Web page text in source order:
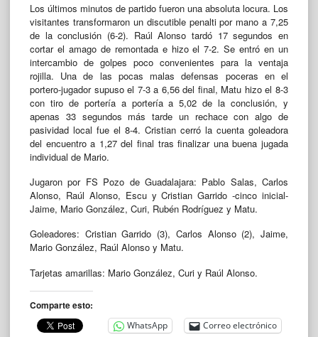
Los últimos minutos de partido fueron una absoluta locura. Los
visitantes transformaron un discutible penalti por mano a 7,25
de la conclusión (6-2). Raúl Alonso tardó 17 segundos en
cortar el amago de remontada e hizo el 7-2. Se entró en un
intercambio de golpes poco convenientes para la ventaja
rojilla. Una de las pocas malas defensas poceras en el
portero-jugador supuso el 7-3 a 6,56 del final, Matu hizo el 8-3
con tiro de portería a portería a 5,02 de la conclusión, y
apenas 33 segundos más tarde un rechace con algo de
pasividad local fue el 8-4. Cristian cerró la cuenta goleadora
del encuentro a 1,27 del final tras finalizar una buena jugada
individual de Mario.
Jugaron por FS Pozo de Guadalajara: Pablo Salas, Carlos
Alonso, Raúl Alonso, Escu y Cristian Garrido -cinco inicial-
Jaime, Mario González, Curi, Rubén Rodríguez y Matu.
Goleadores: Cristian Garrido (3), Carlos Alonso (2), Jaime,
Mario González, Raúl Alonso y Matu.
Tarjetas amarillas: Mario González, Curi y Raúl Alonso.
Comparte esto:
WhatsApp
Correo electrónico